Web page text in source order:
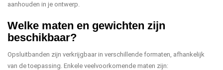
aanhouden in je ontwerp.
Welke maten en gewichten zijn
beschikbaar?
Opsluitbanden zijn verkrijgbaar in verschillende formaten, afhankelijk
van de toepassing. Enkele veelvoorkomende maten zijn: